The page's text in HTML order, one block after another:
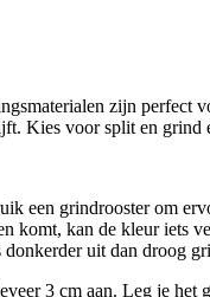
zijn perfect
Kies voor split en
een grindrooster om
komt, kan de kleur
uit dan droog
3 cm aan. Leg je